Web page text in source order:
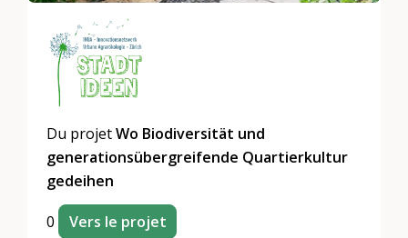
Du projetWo Biodiversität und
generationsübergreifende Quartierkultur
gedeihen
0 Vers le projet